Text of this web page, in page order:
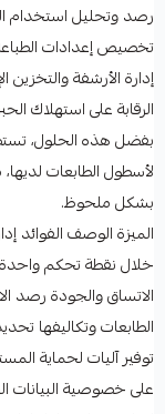
رصد وتحليل استخدام
تخصيص إعدادات
إدارة الأرشفة والتخزين
الرقابة على استهلاك
بفضل هذه الحلول،
لأسطول الطابعات
بشكل ملحوظ.
الميزة الوصف الفوائد
خلال نقطة تحكم واحدة
الاتساق والجودة رصد
الطابعات وتكاليفها
توفير آليات لحماية
على خصوصية